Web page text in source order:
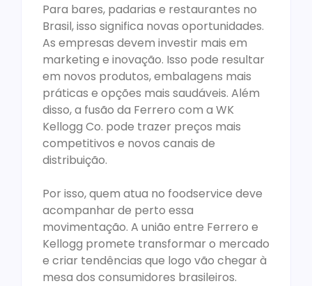
Para bares, padarias e restaurantes no
Brasil, isso significa novas oportunidades.
As empresas devem investir mais em
marketing e inovação. Isso pode resultar
em novos produtos, embalagens mais
práticas e opções mais saudáveis. Além
disso, a fusão da Ferrero com a WK
Kellogg Co. pode trazer preços mais
competitivos e novos canais de
distribuição.
Por isso, quem atua no foodservice deve
acompanhar de perto essa
movimentação. A união entre Ferrero e
Kellogg promete transformar o mercado
e criar tendências que logo vão chegar à
mesa dos consumidores brasileiros.